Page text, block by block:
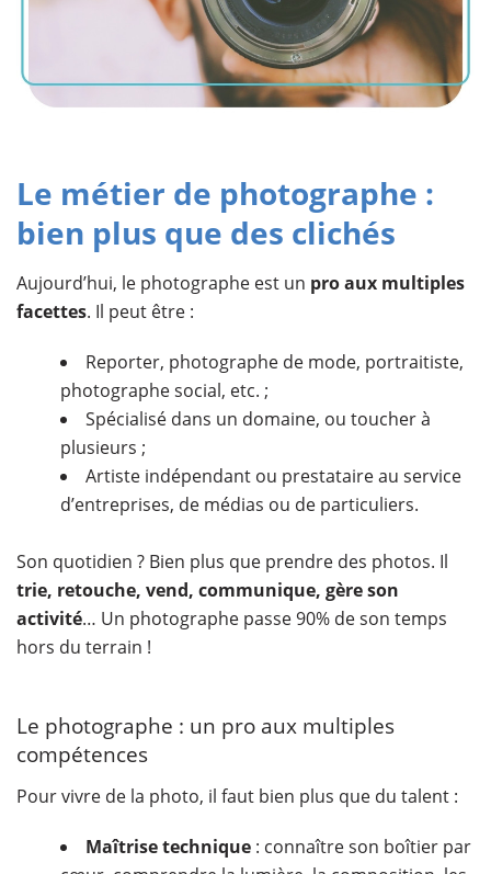
Le métier de photographe :
bien plus que des clichés
Aujourd’hui, le photographe est un pro aux multiples
facettes. Il peut être :
Reporter, photographe de mode, portraitiste,
photographe social, etc. ;
Spécialisé dans un domaine, ou toucher à
plusieurs ;
Artiste indépendant ou prestataire au service
d’entreprises, de médias ou de particuliers.
Son quotidien ? Bien plus que prendre des photos. Il
trie, retouche, vend, communique, gère son
activité… Un photographe passe 90% de son temps
hors du terrain !
Le photographe : un pro aux multiples
compétences
Pour vivre de la photo, il faut bien plus que du talent :
Maîtrise technique : connaître son boîtier par